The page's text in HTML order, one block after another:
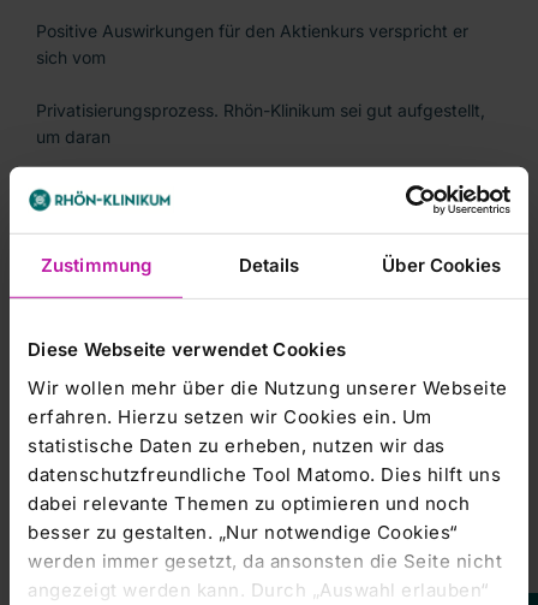
Zustimmung Details Über Cookies
Diese Webseite verwendet Cookies
Wir wollen mehr über die Nutzung unserer Webseite
erfahren. Hierzu setzen wir Cookies ein. Um
statistische Daten zu erheben, nutzen wir das
datenschutzfreundliche Tool Matomo. Dies hilft uns
dabei relevante Themen zu optimieren und noch
besser zu gestalten. „Nur notwendige Cookies“
werden immer gesetzt, da ansonsten die Seite nicht
angezeigt werden kann. Durch „Auswahl erlauben“
Positive Auswirkungen für den Aktienkurs verspricht er
sich vom
Privatisierungsprozess. Rhön-Klinikum sei gut aufgestellt,
um daran
teilzunehmen./wlx/tih/fat
-----------------------
dpa-AFX Broker - die Trader News von dpa-AFX
-----------------------